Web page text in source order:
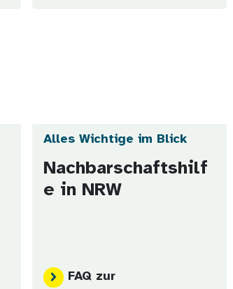
Alles Wichtige im Blick
Nachbarschaftshilf
e in NRW
FAQ zur